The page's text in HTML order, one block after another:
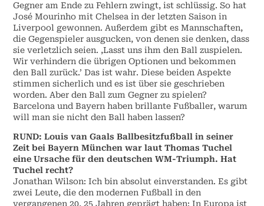
Gegner am Ende zu Fehlern zwingt, ist schlüssig. So hat
José Mourinho mit Chelsea in der letzten Saison in
Liverpool gewonnen. Außerdem gibt es Mannschaften,
die Gegenspieler ausgucken, von denen sie denken, dass
sie verletzlich seien. ,Lasst uns ihm den Ball zuspielen.
Wir verhindern die übrigen Optionen und bekommen
den Ball zurück.’ Das ist wahr. Diese beiden Aspekte
stimmen sicherlich und es ist über sie geschrieben
worden. Aber den Ball zum Gegner zu spielen?
Barcelona und Bayern haben brillante Fußballer, warum
will man sie nicht den Ball haben lassen?
RUND: Louis van Gaals Ballbesitzfußball in seiner
Zeit bei Bayern München war laut Thomas Tuchel
eine Ursache für den deutschen WM-Triumph. Hat
Tuchel recht?
Jonathan Wilson: Ich bin absolut einverstanden. Es gibt
zwei Leute, die den modernen Fußball in den
vergangenen 20, 25 Jahren geprägt haben: In Europa ist